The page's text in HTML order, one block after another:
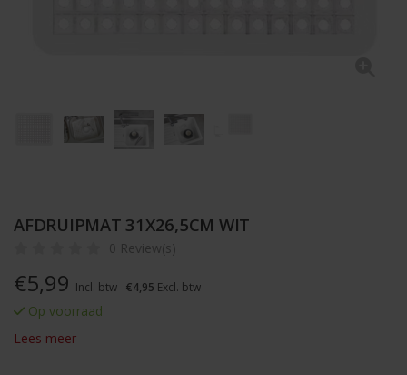
AFDRUIPMAT 31X26,5CM WIT
0 Review(s)
€5,99 Incl. btw €4,95 Excl. btw
Op voorraad
Lees meer